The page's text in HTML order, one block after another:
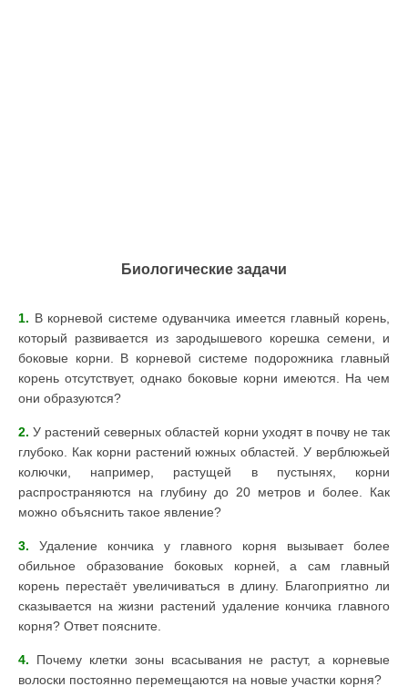
Биологические задачи
1. В корневой системе одуванчика имеется главный корень,
который развивается из зародышевого корешка семени, и
боковые корни. В корневой системе подорожника главный
корень отсутствует, однако боковые корни имеются. На чем
они образуются?
2. У растений северных областей корни уходят в почву не так
глубоко. Как корни растений южных областей. У верблюжьей
колючки, например, растущей в пустынях, корни
распространяются на глубину до 20 метров и более. Как
можно объяснить такое явление?
3. Удаление кончика у главного корня вызывает более
обильное образование боковых корней, а сам главный
корень перестаёт увеличиваться в длину. Благоприятно ли
сказывается на жизни растений удаление кончика главного
корня? Ответ поясните.
4. Почему клетки зоны всасывания не растут, а корневые
волоски постоянно перемещаются на новые участки корня?